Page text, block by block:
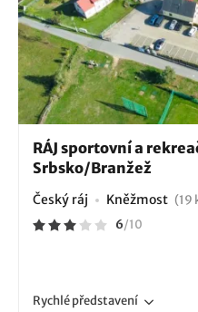
RÁJ sportovní a
Srbsko/Branžež
Český ráj Kněžmost (19
6/10
Rychlépředstavení